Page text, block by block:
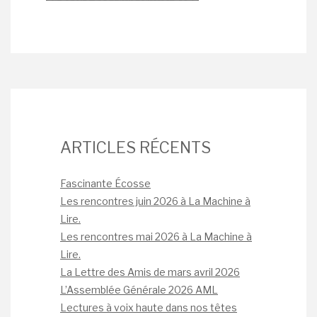
ARTICLES RÉCENTS
Fascinante Écosse
Les rencontres juin 2026 à La Machine à
Lire.
Les rencontres mai 2026 à La Machine à
Lire.
La Lettre des Amis de mars avril 2026
L’Assemblée Générale 2026 AML
Lectures à voix haute dans nos têtes